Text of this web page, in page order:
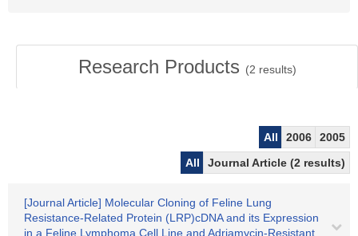
Research Products (2 results)
All 2006
2005
All
Journal Article (2 results)
[Journal Article] Molecular Cloning of Feline Lung
Resistance-Related Protein (LRP)cDNA and its Expression
in a Feline Lymphoma Cell Line and Adriamycin-Resistant